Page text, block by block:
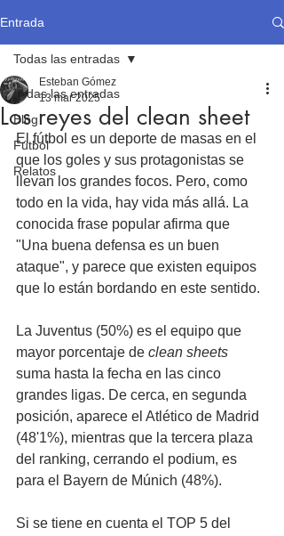
Entrada
Todas las entradas
Blog
Fútbol
Relatos
Todas las entradas
Los reyes del clean sheet
Esteban Gómez
13 mar 2025
El fútbol es un deporte de masas en el
que los goles y sus protagonistas se
llevan los grandes focos. Pero, como
todo en la vida, hay vida más allá. La
conocida frase popular afirma que
"Una buena defensa es un buen
ataque", y parece que existen equipos
que lo están bordando en este sentido.
La Juventus (50%) es el equipo que
mayor porcentaje de clean sheets
suma hasta la fecha en las cinco
grandes ligas. De cerca, en segunda
posición, aparece el Atlético de Madrid
(48'1%), mientras que la tercera plaza
del ranking, cerrando el podium, es
para el Bayern de Múnich (48%).
Si se tiene en cuenta el TOP 5 del